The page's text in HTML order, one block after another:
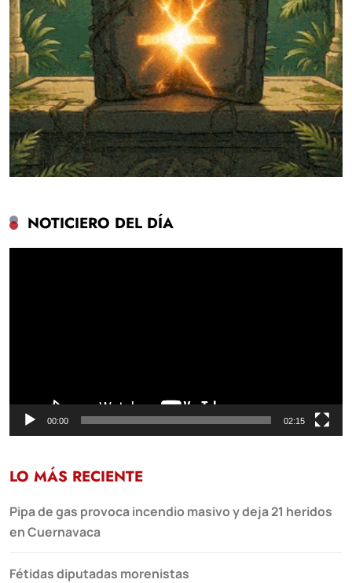
NOTICIERO DEL DÍA
00:00 02:15
LO MÁS RECIENTE
Pipa de gas provoca incendio masivo y deja 21 heridos
en Cuernavaca
Fétidas diputadas morenistas